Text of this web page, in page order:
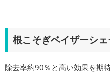
根こそぎベイザーシ
除去率約90％と高い効果を期